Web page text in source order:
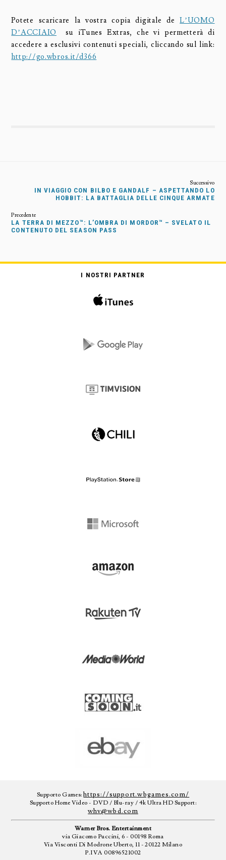
Potete scaricare la vostra copia digitale deL’UOMO
D’ACCIAIO
su iTunes Extras, che vi permetterà di
accedere a esclusivi contenuti speciali, cliccando sul link:
http://go.wbros.it/d366
IN VIAGGIO CON BILBO E GANDALF – ASPETTANDO LO
HOBBIT: LA BATTAGLIA DELLE CINQUE ARMATE
LA TERRA DI MEZZO™: L’OMBRA DI MORDOR™ – SVELATO IL
CONTENUTO DEL SEASON PASS
I NOSTRI PARTNER
Supporto Games:https://support.wbgames.com/
Supporto Home Video - DVD / Blu-ray / 4k Ultra HD Support:
whv@wbd.com
Warner Bros. Entertainment
via Giacomo Puccini, 6 - 00198 Roma
Via Visconti Di Modrone Uberto, 11 - 20122 Milano
P.IVA 00896521002